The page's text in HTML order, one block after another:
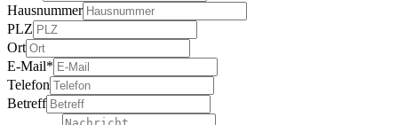
Hausnummer
PLZ
Ort
E-Mail*
Telefon
Betreff